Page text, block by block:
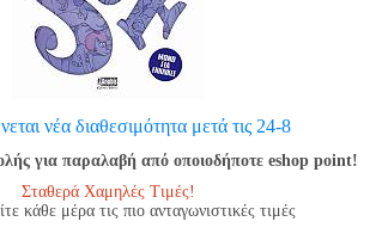
νέα διαθεσιμότητα μετά τις 24-8
για παραλαβή από οποιοδήποτε eshop point!
Σταθερά Χαμηλές Τιμές!
κάθε μέρα τις πιο ανταγωνιστικές τιμές